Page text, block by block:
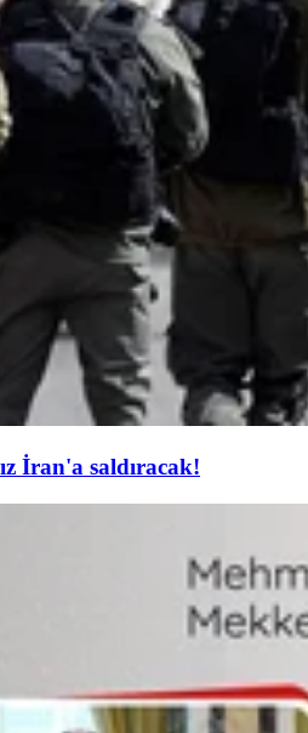
İran'a saldıracak!